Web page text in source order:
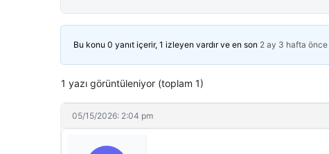
Bu konu 0 yanıt içerir, 1 izleyen vardır ve en son 2 ay 3 hafta önce
1 yazı görüntüleniyor (toplam 1)
05/15/2026: 2:04 pm